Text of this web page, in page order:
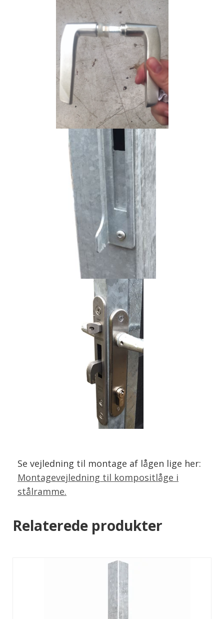
Se vejledning til montage af lågen lige her:
Montagevejledning til kompositlåge i
stålramme.
Relaterede produkter